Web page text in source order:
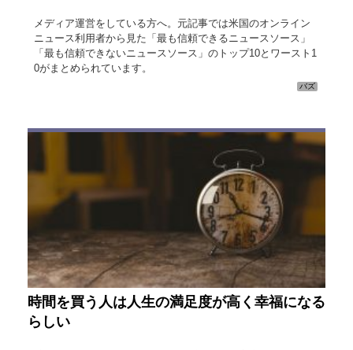
メディア運営をしている方へ。元記事では米国のオンライン
ニュース利用者から見た「最も信頼できるニュースソース」
「最も信頼できないニュースソース」のトップ10とワースト1
0がまとめられています。
バズ
時間を買う人は人生の満足度が高く幸福になる
らしい